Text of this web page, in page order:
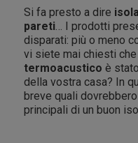
Si fa presto a dire
pareti… I prodotti
disparati: più o meno
vi siete mai chiesti
termoacustico è
della vostra casa? In
breve quali
principali di un buon